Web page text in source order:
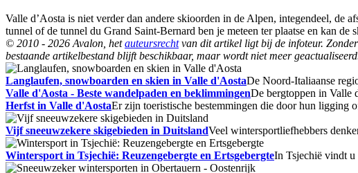
Valle d’Aosta is niet verder dan andere skioorden in de Alpen, integendeel, de
tunnel of de tunnel du Grand Saint-Bernard ben je meteen ter plaatse en kan de
© 2010 - 2026 Avalon, hetauteursrechtvan dit artikel ligt bij de infoteur.
bestaande artikelbestand blijft beschikbaar, maar wordt niet meer
Langlaufen, snowboarden en skien in Valle d'AostaDe Noord-Italiaanse
Valle d'Aosta - Beste wandelpaden en beklimmingenDe bergtoppen in Valle
Herfst in Valle d'AostaEr zijn toeristische bestemmingen die door hun ligging
Vijf sneeuwzekere skigebieden in DuitslandVeel wintersportliefhebbers
Wintersport in Tsjechië: Reuzengebergte en ErtsgebergteIn Tsjechië vindt u